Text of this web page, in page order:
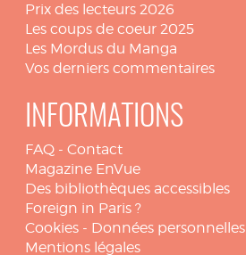
Prix des lecteurs 2026
Les coups de coeur 2025
Les Mordus du Manga
Vos derniers commentaires
INFORMATIONS
FAQ - Contact
Magazine EnVue
Des bibliothèques accessibles
Foreign in Paris ?
Cookies - Données personnelles
Mentions légales